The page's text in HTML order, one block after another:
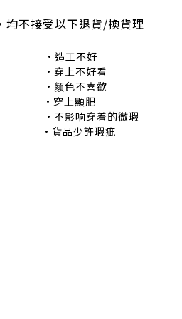
均不接受以下退貨/換貨理
造工不好
穿上不好看
颜色不喜歡
•穿上顯肥
影响穿着的微瑕
•貨品少許瑕疵